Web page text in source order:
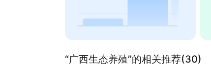
“广西生态养殖”的相关推荐(30)